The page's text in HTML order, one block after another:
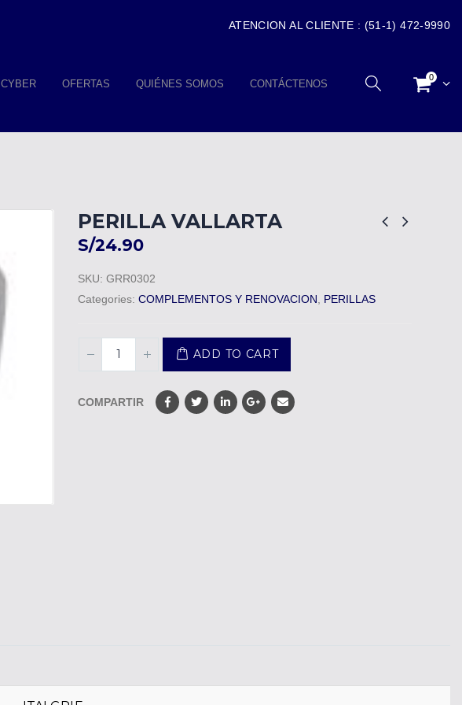
ATENCION AL CLIENTE : (51-1) 472-9990
CYBER OFERTAS QUIÉNES SOMOS CONTÁCTENOS
0
PERILLA VALLARTA
S/24.90
SKU: GRR0302
Categories: COMPLEMENTOS Y RENOVACION PERILLAS
ADD TO CART
COMPARTIR